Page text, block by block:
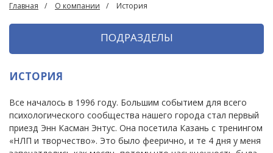
Главная О компании История
ПОДРАЗДЕЛЫ
ИСТОРИЯ
Все началось в 1996 году. Большим событием для всего
психологического сообщества нашего города стал первый
приезд Энн Касман Энтус. Она посетила Казань с тренингом
«НЛП и творчество». Это было феерично, и те 4 дня у меня